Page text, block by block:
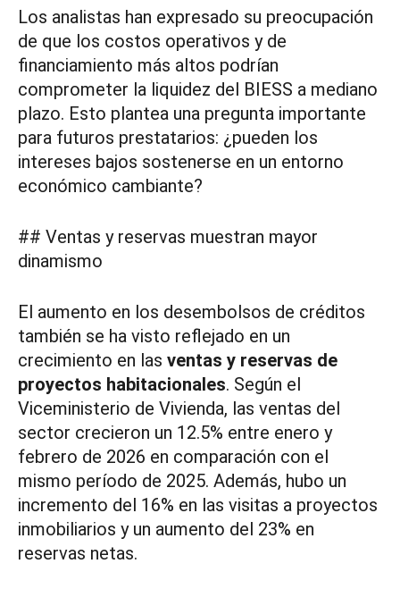
Los analistas han expresado su preocupación
de que los costos operativos y de
financiamiento más altos podrían
comprometer la liquidez del BIESS a mediano
plazo. Esto plantea una pregunta importante
para futuros prestatarios: ¿pueden los
intereses bajos sostenerse en un entorno
económico cambiante?
## Ventas y reservas muestran mayor
dinamismo
El aumento en los desembolsos de créditos
también se ha visto reflejado en un
crecimiento en las ventas y reservas de
proyectos habitacionales. Según el
Viceministerio de Vivienda, las ventas del
sector crecieron un 12.5% entre enero y
febrero de 2026 en comparación con el
mismo período de 2025. Además, hubo un
incremento del 16% en las visitas a proyectos
inmobiliarios y un aumento del 23% en
reservas netas.